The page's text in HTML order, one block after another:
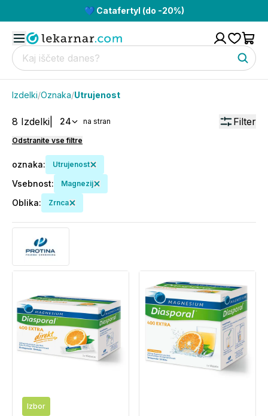
💙 Catafertyl (do -20%)
Izdelki/Oznaka/Utrujenost
8 Izdelki 24 na stran Filter
Odstranite vse filtre
oznaka: Utrujenost
Vsebnost: Magnezij
Oblika: Zrnca
Izbor